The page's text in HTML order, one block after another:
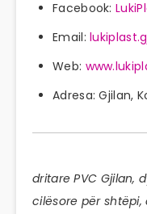
Facebook:
Email:
Web:
Adresa: Gjilan,
dritare PVC Gjilan,
cilësore për